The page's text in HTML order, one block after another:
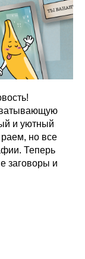
и уютный
но все
Теперь
заговоры и